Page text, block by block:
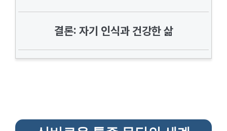
결론: 자기 인식과 건강한 삶